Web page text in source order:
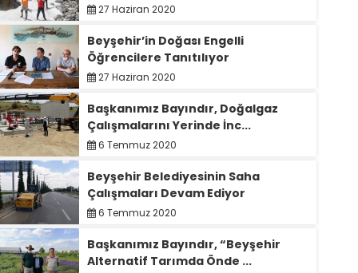
27 Haziran 2020
Beyşehir’in Doğası Engelli
Öğrencilere Tanıtılıyor
27 Haziran 2020
Başkanımız Bayındır, Doğalgaz
Çalışmalarını Yerinde İnc...
6 Temmuz 2020
Beyşehir Belediyesinin Saha
Çalışmaları Devam Ediyor
6 Temmuz 2020
Başkanımız Bayındır, “Beyşehir
Alternatif Tarımda Önde ...